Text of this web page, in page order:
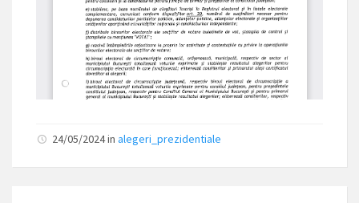
24/05/2024in alegeri_prezidentiale